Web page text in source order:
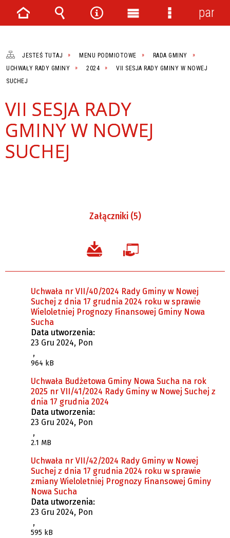
JESTEŚ TUTAJ MENU PODMIOTOWE
RADA GMINY
UCHWAŁY RADY GMINY
2024
VII SESJA RADY GMINY W NOWEJ
SUCHEJ
VII SESJA RADY
GMINY W NOWEJ
SUCHEJ
Załączniki (5)
Uchwała nr VII/40/2024 Rady Gminy w Nowej
Suchej z dnia 17 grudnia 2024 roku w sprawie
Wieloletniej Prognozy Finansowej Gminy Nowa
Sucha
Data utworzenia:
23 Gru 2024, Pon
,
964 kB
Uchwała Budżetowa Gminy Nowa Sucha na rok
2025 nr VII/41/2024 Rady Gminy w Nowej Suchej z
dnia 17 grudnia 2024
Data utworzenia:
23 Gru 2024, Pon
,
2.1 MB
Uchwała nr VII/42/2024 Rady Gminy w Nowej
Suchej z dnia 17 grudnia 2024 roku w sprawie
zmiany Wieloletniej Prognozy Finansowej Gminy
Nowa Sucha
Data utworzenia:
23 Gru 2024, Pon
,
595 kB
Strona Wyszukiwarka
NarzędziaMenu
Menu
panel